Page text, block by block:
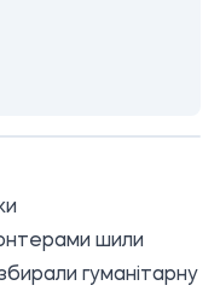
шили
гуманітарну